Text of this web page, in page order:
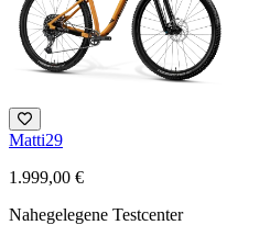
Matti29
1.999,00 €
Nahegelegene Testcenter